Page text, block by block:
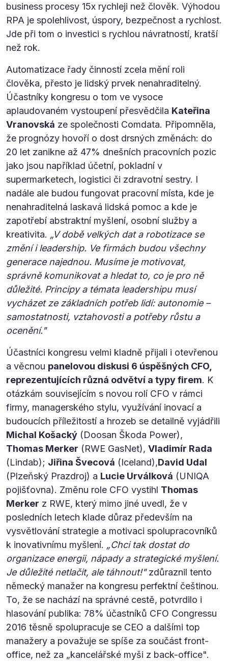
business procesy 15x rychleji než člověk. Výhodou
RPA je spolehlivost, úspory, bezpečnost a rychlost.
Jde při tom o investici s rychlou návratností, kratší
než rok.
Automatizace řady činností zcela mění roli
člověka, přesto je lidský prvek nenahraditelný.
Účastníky kongresu o tom ve vysoce
aplaudovaném vystoupení přesvědčila Kateřina
Vranovská ze společnosti Comdata. Připomněla,
že prognózy hovoří o dost drsných změnách: do
20 let zanikne až 47% dnešních pracovních pozic
jako jsou například účetní, pokladní v
supermarketech, logistici či zdravotní sestry. I
nadále ale budou fungovat pracovní místa, kde je
nenahraditelná laskavá lidská pomoc a kde je
zapotřebí abstraktní myšlení, osobní služby a
kreativita. „V době velkých dat a robotizace se
změní i leadership. Ve firmách budou všechny
generace najednou. Musíme je motivovat,
správně komunikovat a hledat to, co je pro ně
důležité. Principy a témata leadershipu musí
vycházet ze základních potřeb lidí: autonomie –
samostatnosti, vztahovosti a potřeby růstu a
ocenění."
Účastníci kongresu velmi kladně přijali i otevřenou
a věcnou panelovou diskusi 6 úspěšných CFO,
reprezentujících různá odvětví a typy firem. K
otázkám souvisejícím s novou rolí CFO v rámci
firmy, managerského stylu, využívání inovací a
budoucích příležitostí a hrozeb se detailně vyjádřili
Michal Košacký (Doosan Škoda Power),
Thomas Merker (RWE GasNet), Vladimír Rada
(Lindab); Jiřina Švecová (Iceland),David Udal
(Plzeňský Prazdroj) a Lucie Urválková (UNIQA
pojišťovna). Změnu role CFO vystihl Thomas
Merker z RWE, který mimo jiné uvedl, že v
posledních letech klade důraz především na
vysvětlování strategie a motivaci spolupracovníků
k inovativnímu myšlení. „Chci tak dostat do
organizace energii, nápady a strategické myšlení.
Je důležité netlačit, ale táhnout!"zdůraznil tento
německý manažer na kongresu perfektní češtinou.
To, že se nachází na správné cestě, potvrdilo i
hlasování publika: 78% účastníků CFO Congressu
2016 těsně spolupracuje se CEO a dalšími top
manažery a považuje se spíše za součást front-
office, než za „kancelářské myši z back-office".